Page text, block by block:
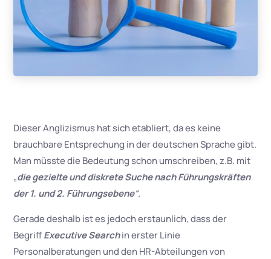
Dieser Anglizismus hat sich etabliert, da es keine
brauchbare Entsprechung in der deutschen Sprache gibt.
Man müsste die Bedeutung schon umschreiben, z.B. mit
„die gezielte und diskrete Suche nach Führungskräften
der 1. und 2. Führungsebene“.
Gerade deshalb ist es jedoch erstaunlich, dass der
BegriffExecutive Searchin erster Linie
Personalberatungen und den HR-Abteilungen von